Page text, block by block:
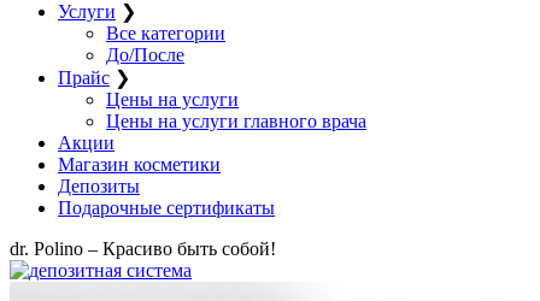
Услуги ❯
Все категории
До/После
Прайс ❯
Цены на услуги
Цены на услуги главного врача
Акции
Магазин косметики
Депозиты
Подарочные сертификаты
dr. Polino – Красиво быть собой!